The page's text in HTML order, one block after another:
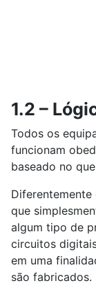
1.2 –
Todos os
funcionam
baseado no
que
algum tipo de
circuitos
em uma
são fabricados.